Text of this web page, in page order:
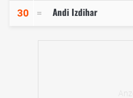
30 Andi Izdihar